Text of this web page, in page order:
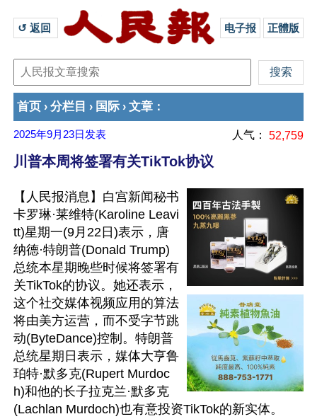
↺ 返回 电子报 正體版
首页 › 分栏目 › 国际 › 文章 ：
2025年9月23日 发表 人气： 52,759
川普本周将签署有关TikTok协议
【人民报消息】白宫新闻秘书
卡罗琳·莱维特(Karoline Leavi
tt)星期一(9月22日)表示，唐
纳德·特朗普(Donald Trump)
总统本星期晚些时候将签署有
关TikTok的协议。她还表示，
这个社交媒体视频应用的算法
将由美方运营，而不受字节跳
动(ByteDance)控制。特朗普
总统星期日表示，媒体大亨鲁
珀特·默多克(Rupert Murdoc
h)和他的长子拉克兰·默多克
(Lachlan Murdoch)也有意投资TikTok的新实体。